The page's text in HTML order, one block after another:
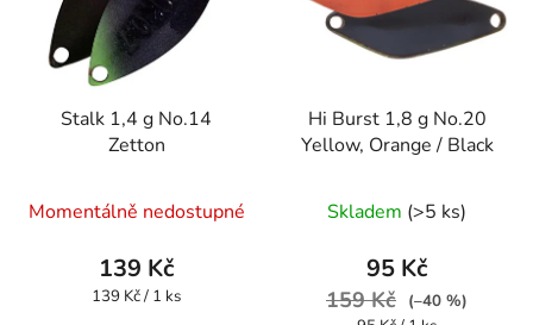
Stalk 1,4 g No.14
Zetton
Momentálně nedostupné
139 Kč
Měrná
139 Kč / 1 ks
Hi Burst 1,8 g No.20
Yellow, Orange / Black
Skladem (>5 ks)
95 Kč
159 Kč
(–40 %)